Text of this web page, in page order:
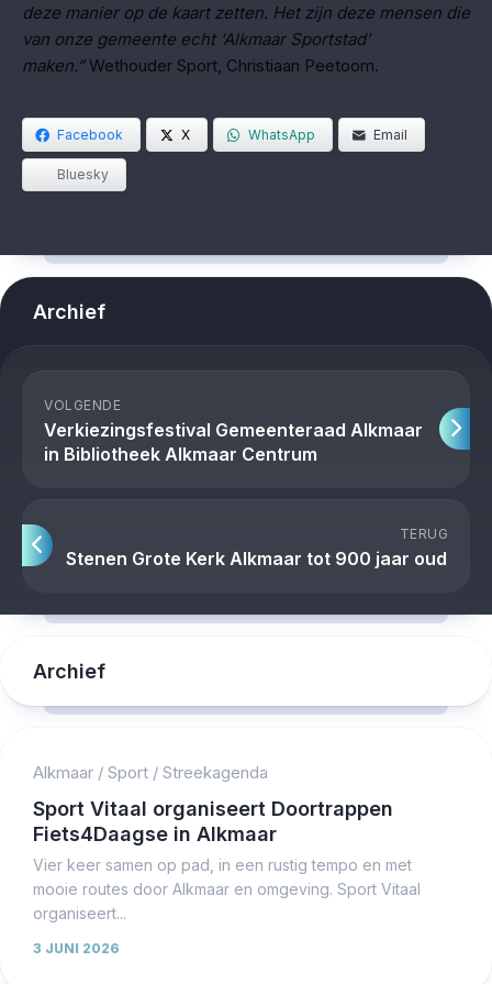
deze manier op de kaart zetten. Het zijn deze mensen die
van onze gemeente echt ‘Alkmaar Sportstad’
maken.”Wethouder Sport, Christiaan Peetoom.
Facebook X WhatsApp Email
Bluesky
Archief
VOLGENDE
Verkiezingsfestival Gemeenteraad Alkmaar
in Bibliotheek Alkmaar Centrum
TERUG
Stenen Grote Kerk Alkmaar tot 900 jaar oud
Archief
Alkmaar / Sport / Streekagenda
Sport Vitaal organiseert Doortrappen
Fiets4Daagse in Alkmaar
Vier keer samen op pad, in een rustig tempo en met
mooie routes door Alkmaar en omgeving. Sport Vitaal
organiseert...
3 JUNI 2026